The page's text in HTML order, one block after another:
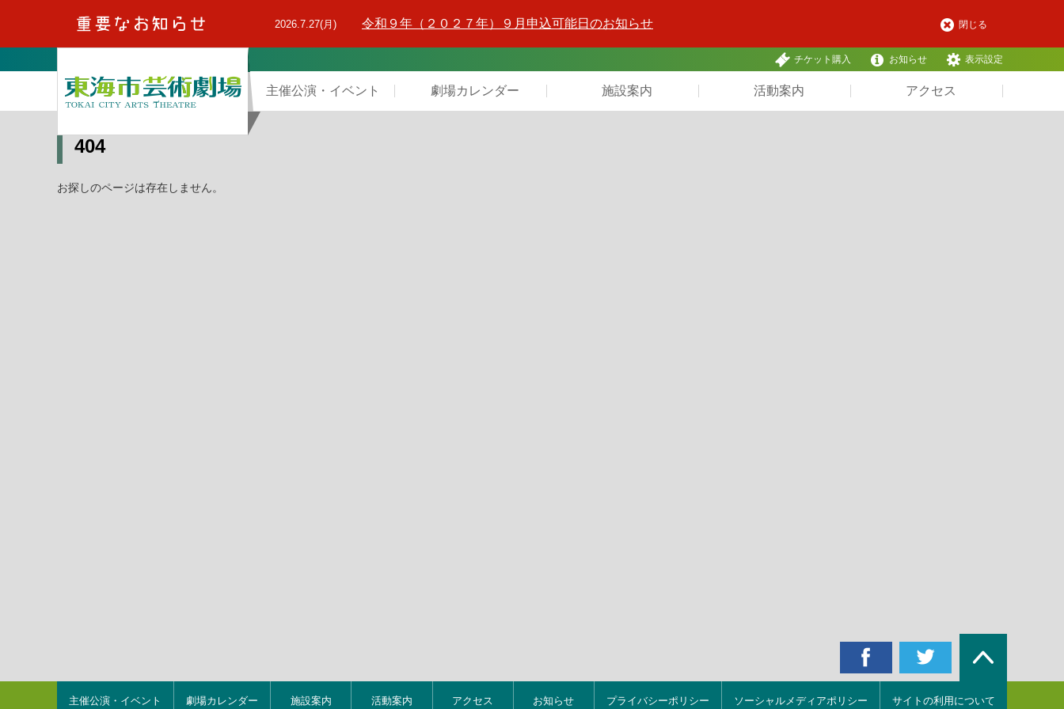
2026.7.27(月) 令和９年（２０２７年）９月申込可能日のお知らせ 閉じる
チケット購入 お知らせ 表示設定
主催公演・イベント 劇場カレンダー 施設案内 活動案内 アクセス
404
お探しのページは存在しません。
主催公演・イベント 劇場カレンダー 施設案内 活動案内 アクセス お知らせ プライバシーポリシー ソーシャルメディアポリシー サイトの利用について